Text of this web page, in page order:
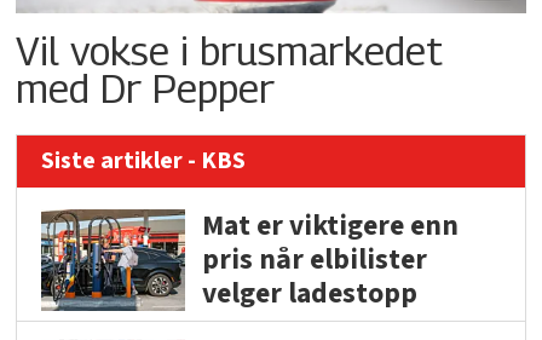
Vil vokse i brusmarkedet
med Dr Pepper
Siste artikler - KBS
Mat er viktigere enn
pris når elbilister
velger ladestopp